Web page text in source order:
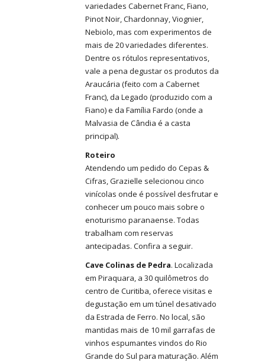
variedades Cabernet Franc, Fiano,
Pinot Noir, Chardonnay, Viognier,
Nebiolo, mas com experimentos de
mais de 20 variedades diferentes.
Dentre os rótulos representativos,
vale a pena degustar os produtos da
Araucária (feito com a Cabernet
Franc), da Legado (produzido com a
Fiano) e da Família Fardo (onde a
Malvasia de Cândia é a casta
principal).
Roteiro
Atendendo um pedido do Cepas &
Cifras, Grazielle selecionou cinco
vinícolas onde é possível desfrutar e
conhecer um pouco mais sobre o
enoturismo paranaense. Todas
trabalham com reservas
antecipadas. Confira a seguir.
Cave Colinas de Pedra. Localizada
em Piraquara, a 30 quilômetros do
centro de Curitiba, oferece visitas e
degustação em um túnel desativado
da Estrada de Ferro. No local, são
mantidas mais de 10 mil garrafas de
vinhos espumantes vindos do Rio
Grande do Sul para maturação. Além